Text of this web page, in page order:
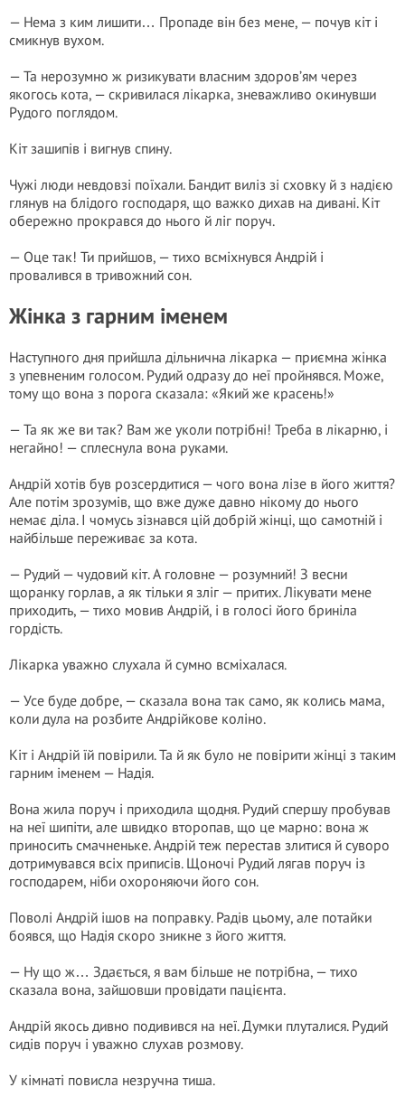
— Нема з ким лишити… Пропаде він без мене, — почув кіт і
смикнув вухом.
— Та нерозумно ж ризикувати власним здоров’ям через
якогось кота, — скривилася лікарка, зневажливо окинувши
Рудого поглядом.
Кіт зашипів і вигнув спину.
Чужі люди невдовзі поїхали. Бандит виліз зі сховку й з надією
глянув на блідого господаря, що важко дихав на дивані. Кіт
обережно прокрався до нього й ліг поруч.
— Оце так! Ти прийшов, — тихо всміхнувся Андрій і
провалився в тривожний сон.
Жінка з гарним іменем
Наступного дня прийшла дільнична лікарка — приємна жінка
з упевненим голосом. Рудий одразу до неї пройнявся. Може,
тому що вона з порога сказала: «Який же красень!»
— Та як же ви так? Вам же уколи потрібні! Треба в лікарню, і
негайно! — сплеснула вона руками.
Андрій хотів був розсердитися — чого вона лізе в його життя?
Але потім зрозумів, що вже дуже давно нікому до нього
немає діла. І чомусь зізнався цій добрій жінці, що самотній і
найбільше переживає за кота.
— Рудий — чудовий кіт. А головне — розумний! З весни
щоранку горлав, а як тільки я зліг — притих. Лікувати мене
приходить, — тихо мовив Андрій, і в голосі його бриніла
гордість.
Лікарка уважно слухала й сумно всміхалася.
— Усе буде добре, — сказала вона так само, як колись мама,
коли дула на розбите Андрійкове коліно.
Кіт і Андрій їй повірили. Та й як було не повірити жінці з таким
гарним іменем — Надія.
Вона жила поруч і приходила щодня. Рудий спершу пробував
на неї шипіти, але швидко второпав, що це марно: вона ж
приносить смачненьке. Андрій теж перестав злитися й суворо
дотримувався всіх приписів. Щоночі Рудий лягав поруч із
господарем, ніби охороняючи його сон.
Поволі Андрій ішов на поправку. Радів цьому, але потайки
боявся, що Надія скоро зникне з його життя.
— Ну що ж… Здається, я вам більше не потрібна, — тихо
сказала вона, зайшовши провідати пацієнта.
Андрій якось дивно подивився на неї. Думки плуталися. Рудий
сидів поруч і уважно слухав розмову.
У кімнаті повисла незручна тиша.